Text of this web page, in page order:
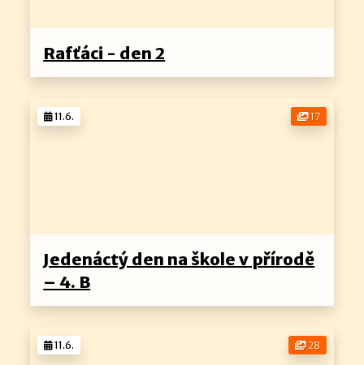
Rafťáci - den 2
Jedenáctý den na škole v přírodě
– 4. B
17
11.6.
28
11.6.